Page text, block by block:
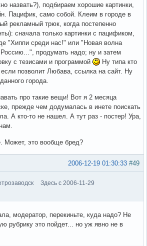
назвать?), подбираем хорошие картинки,
Пацифик, само собой. Клеим в городе в
рекламный трюк, когда постепенно
сначала только картинки с пацификом,
"Хиппи среди нас!" или "Новая волна
продумать надо; ну и затем
с тезисами и программой
Ну типа кто
позволит Любава, ссылка на сайт. Ну
города.
про такие вещи! Вот я 2 месяца
прежде чем додумалась в инете поискать
А кто-то не нашел. А тут раз - постер! Ура,
Может, это вообще бред?
#49
2006-12-19 01:30:33
Здесь с 2006-11-29
модератор, перекиньте, куда надо? Не
рубрику это пойдет... но уж явно не в